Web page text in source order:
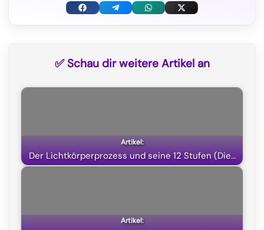
F
o
k
T
a
m
W
p
p
X
T
t
e
✅ Schau dir weitere Artikel an
Der Lichtkörperprozess und seine 12 Stufen (Die…